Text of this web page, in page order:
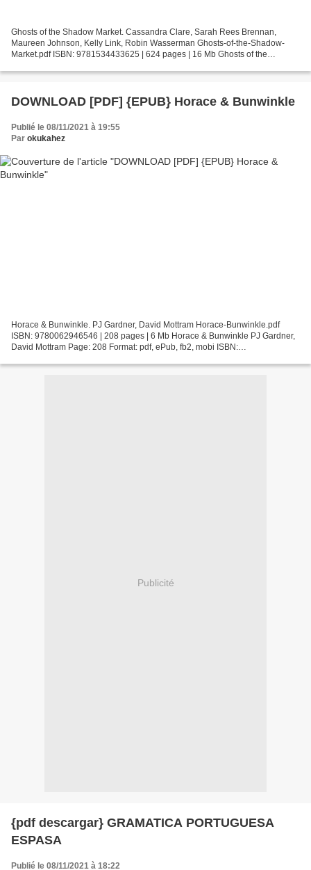
Ghosts of the Shadow Market. Cassandra Clare, Sarah Rees Brennan,
Maureen Johnson, Kelly Link, Robin Wasserman Ghosts-of-the-Shadow-
Market.pdf ISBN: 9781534433625 | 624 pages | 16 Mb Ghosts of the
DOWNLOAD [PDF] {EPUB} Horace & Bunwinkle
Publié le 08/11/2021 à 19:55
Par okukahez
Horace & Bunwinkle. PJ Gardner, David Mottram Horace-Bunwinkle.pdf
ISBN: 9780062946546 | 208 pages | 6 Mb Horace & Bunwinkle PJ Gardner,
David Mottram Page: 208 Format: pdf, ePub, fb2, mobi ISBN:
Publicité
{pdf descargar} GRAMATICA PORTUGUESA
ESPASA
Publié le 08/11/2021 à 18:22